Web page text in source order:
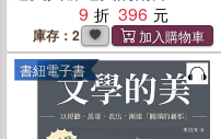
9
396
庫存：2
書紐電子書